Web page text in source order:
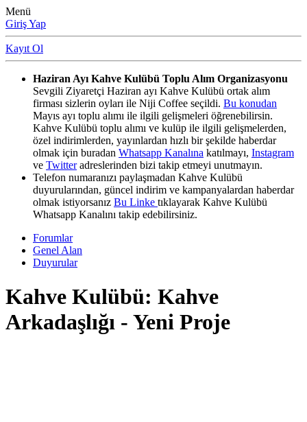
Menü
Giriş Yap
Kayıt Ol
Haziran Ayı Kahve Kulübü Toplu Alım Organizasyonu
Sevgili Ziyaretçi Haziran ayı Kahve Kulübü ortak alım
firması sizlerin oyları ile Niji Coffee seçildi. Bu konudan
Mayıs ayı toplu alımı ile ilgili gelişmeleri öğrenebilirsin.
Kahve Kulübü toplu alımı ve kulüp ile ilgili gelişmelerden,
özel indirimlerden, yayınlardan hızlı bir şekilde haberdar
olmak için buradan Whatsapp Kanalına katılmayı, Instagram
ve Twitteradreslerinden bizi takip etmeyi unutmayın.
Telefon numaranızı paylaşmadan Kahve Kulübü
duyurularından, güncel indirim ve kampanyalardan haberdar
olmak istiyorsanız Bu Linke tıklayarak Kahve Kulübü
Whatsapp Kanalını takip edebilirsiniz.
Forumlar
Genel Alan
Duyurular
Kahve Kulübü: Kahve
Arkadaşlığı - Yeni Proje